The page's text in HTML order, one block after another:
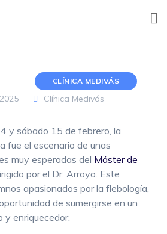
CLÍNICA MEDIVÁS
Clínica Medivás
y sábado 15 de febrero, la
fue el escenario de unas
muy esperadas del Máster de
por el Dr. Arroyo. Este
apasionados por la flebología,
de sumergirse en un
y enriquecedor.